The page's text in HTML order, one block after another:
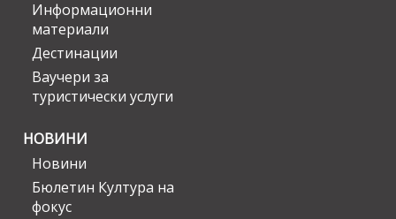
Информационни
материали
Дестинации
Ваучери за
туристически услуги
НОВИНИ
Новини
Бюлетин Култура на
фокус